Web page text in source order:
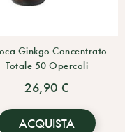
Ginkgo Concentrato
Totale 50 Opercoli
26,90 €
ACQUISTA